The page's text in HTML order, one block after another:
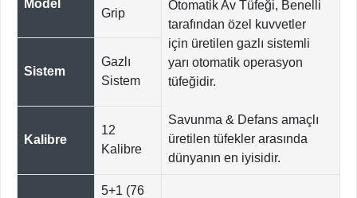
Model
Grip
Otomatik Av Tüfeği, Benelli
tarafından özel kuvvetler
için üretilen gazlı sistemli
yarı otomatik operasyon
tüfeğidir.
Savunma & Defans amaçlı
üretilen tüfekler arasında
dünyanın en iyisidir.
Sistem
Gazlı
Sistem
Kalibre
12
Kalibre
5+1 (76